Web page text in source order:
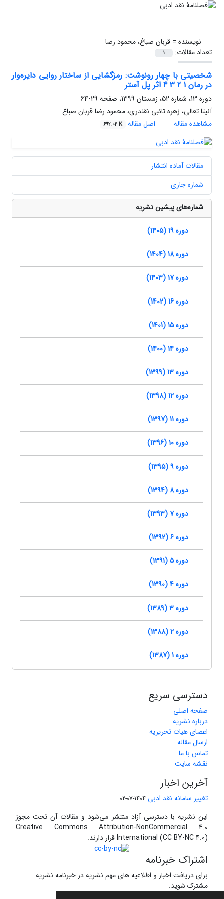
نویسنده =قربان صباغ، محمود رضا
تعداد مقالات:
1
شخصیتی با چهار رونوشت: رمزگشایی از ساختار روایی دایره‌وار
در رمان 1 2 3 4 اثر پل آستر
دوره 13، شماره 52، زمستان 1399، صفحه
29-64
آنیتا تعالی، زهره تائبی نقندری، محمود رضا قربان صباغ
مشاهده مقاله
اصل مقاله 692.02 K
مقالات آماده انتشار
شماره جاری
شماره‌های پیشین نشریه
دوره 19 (1405)
دوره 18 (1404)
دوره 17 (1403)
دوره 16 (1402)
دوره 15 (1401)
دوره 14 (1400)
دوره 13 (1399)
دوره 12 (1398)
دوره 11 (1397)
دوره 10 (1396)
دوره 9 (1395)
دوره 8 (1394)
دوره 7 (1393)
دوره 6 (1392)
دوره 5 (1391)
دوره 4 (1390)
دوره 3 (1389)
دوره 2 (1388)
دوره 1 (1387)
دسترسی سریع
صفحه اصلی
درباره نشریه
اعضای هیات تحریریه
ارسال مقاله
تماس با ما
نقشه سایت
آخرین اخبار
تغییر سامانه نقد ادبی 1404-07-02
این نشریه با دسترسی آزاد منتشر می‌شود و مقالات آن تحت مجوز
Creative Commons Attribution-NonCommercial 4.0
International (CC BY-NC 4.0) قرار دارند.
اشتراک خبرنامه
برای دریافت اخبار و اطلاعیه های مهم نشریه در خبرنامه نشریه
مشترک شوید.